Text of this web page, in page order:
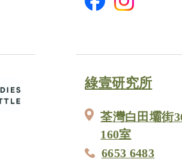
綠壹研究所
荃灣白田壩街
160室
6653 6483